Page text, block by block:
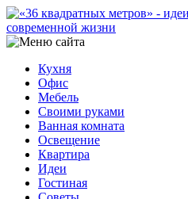
Кухня
Офис
Мебель
Своими руками
Ванная комната
Освещение
Квартира
Идеи
Гостиная